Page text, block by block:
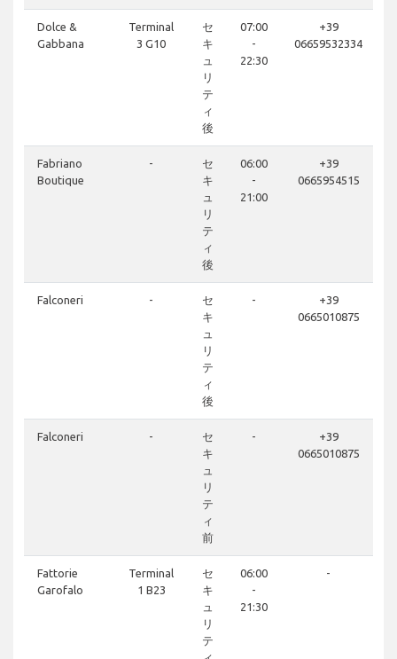
Dolce &
Gabbana
Terminal
3 G10
セ
キ
ュ
リ
テ
ィ
後
07:00
-
22:30
+39
06659532334
Fabriano
Boutique
-
セ
キ
ュ
リ
テ
ィ
後
06:00
-
21:00
+39
0665954515
Falconeri -
セ
キ
ュ
リ
テ
ィ
後
-
+39
0665010875
Falconeri -
セ
キ
ュ
リ
テ
ィ
前
-
+39
0665010875
Fattorie
Garofalo
Terminal
1 B23
セ
キ
ュ
リ
テ
06:00
-
21:30
-